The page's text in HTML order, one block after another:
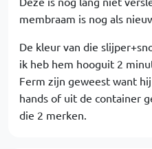
membraam is nog als
De kleur van die
ik heb hem hooguit 2
Ferm zijn geweest want
hands of uit de container
die 2 merken.